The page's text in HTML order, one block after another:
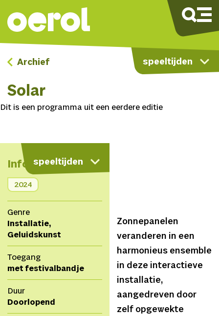
speeltijden
Archief
Solar
Dit is een programma uit een eerdere editie
speeltijden
Info
2024
Genre
Installatie,
Geluidskunst
Toegang
met festivalbandje
Duur
Doorlopend
Zonnepanelen
veranderen in een
harmonieus ensemble
in deze interactieve
installatie,
aangedreven door
zelf opgewekte